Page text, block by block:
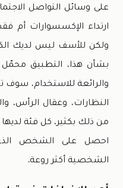
على وسائل التواصل
ارتداء الإكسسوارات أم
ولكن للأسف ليس لديك
بشأن هذا، التطبيق محمّل
والرائعة للاستخدام، سوف
النظارات، وعقال الرأس،
من ذلك بكثير، كل فئة لديها
احصل على الشخص
الشخصية أكثر روعة.